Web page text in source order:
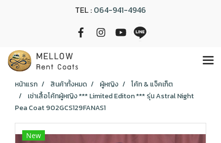
TEL : 064-941-4946
หน้าแรก สินค้าทั้งหมด ผู้หญิง
โค้ท & แจ็คเก็ต
เช่าเสื้อโค้ทผู้หญิง *** Limited Editon *** รุ่น Astral Night
Pea Coat 902GCS129FANAS1
New